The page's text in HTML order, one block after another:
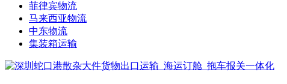
菲律宾物流
马来西亚物流
中东物流
集装箱运输